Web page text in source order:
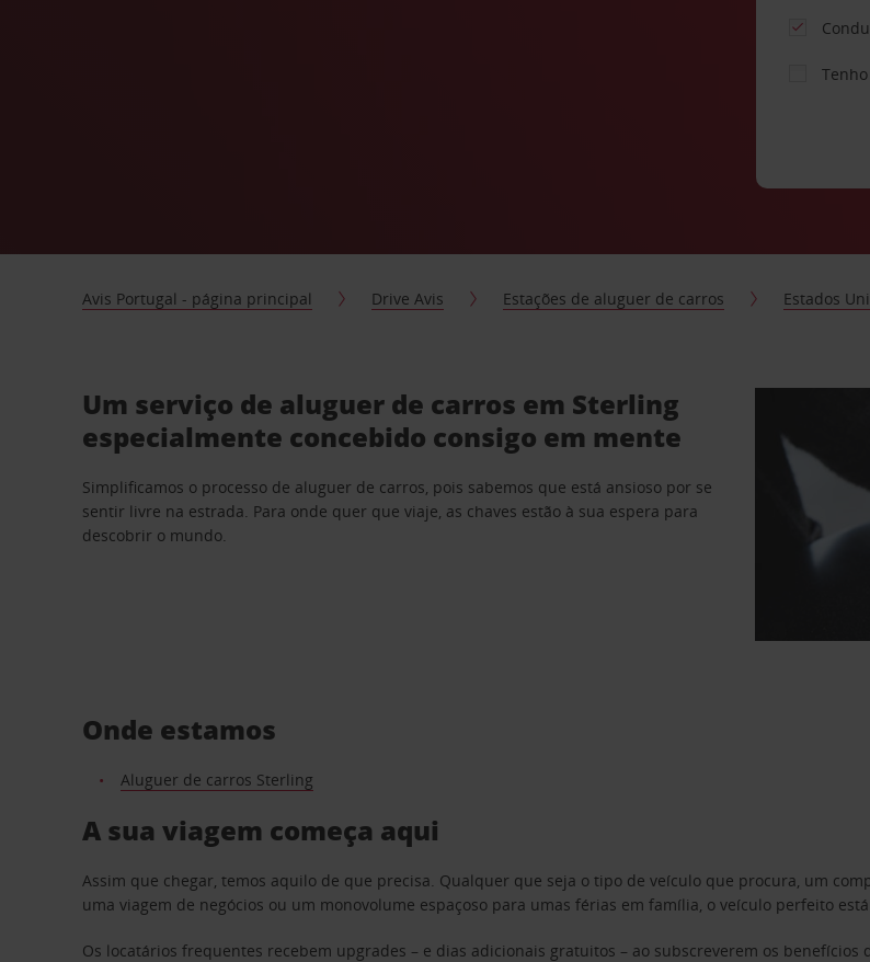
Avis Portugal - página principal Drive Avis Estações de aluguer de carros Estados
Um serviço de aluguer de carros em Sterling
especialmente concebido consigo em mente
Simplificamos o processo de aluguer de carros, pois sabemos que está ansioso por se
sentir livre na estrada. Para onde quer que viaje, as chaves estão à sua espera para
descobrir o mundo.
Onde estamos
Aluguer de carros Sterling
A sua viagem começa aqui
Assim que chegar, temos aquilo de que precisa. Qualquer que seja o tipo de veículo que procura, um
uma viagem de negócios ou um monovolume espaçoso para umas férias em família, o veículo perfeito
Os locatários frequentes recebem upgrades – e dias adicionais gratuitos – ao subscreverem os